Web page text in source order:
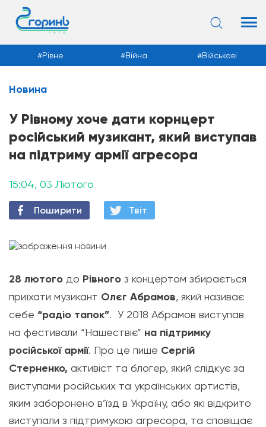
Новини
Рівне Війна Військові
Новина
У Рівному хоче дати корнцерт
російський музикант, який виступав
на підтриму армії агресора
15:04, 03 Лютого
Поширити Твiт
28 лютого до Рівного з концертом збирається
приїхати музикант Олєг Абрамов, який називає
себе “радіо тапок”. У 2018 Абрамов виступав
на фестивали “Нашествіє” на підтримку
російської армії. Про це пише Сергій
Стерненко, активіст та блогер, який слідкує за
виступами російських та українських артистів,
яким заборонено в’їзд в Україну, або які відкрито
виступали з підтримукою агресора, та сповіщає